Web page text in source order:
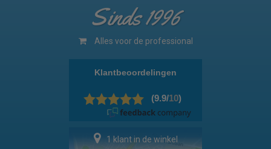
Sinds 1996
100% prijsgarantie
1 klant in de winkel